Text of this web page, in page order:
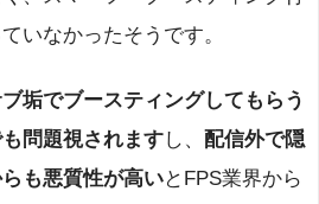
いなかったそうです。
垢でブースティングしてもらう
問題視されますし、 配信外で隠
も悪質性が高いとFPS業界から